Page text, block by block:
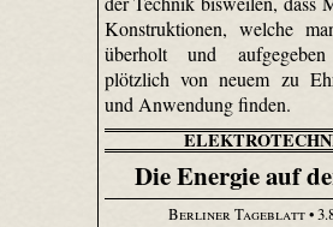
Konstruktionen, welche
überholt und aufgegeben
plötzlich von neuem zu
und Anwendung finden.
Die Energie auf
Berliner Tageblatt•